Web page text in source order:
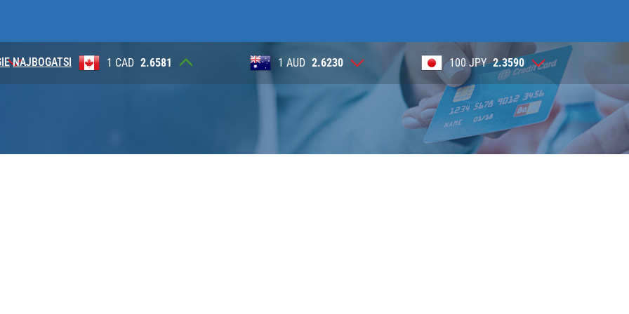
NAJBOGATSI 1 AUD 2.6230 100 JPY 2.3590 1 NOK 0.3905